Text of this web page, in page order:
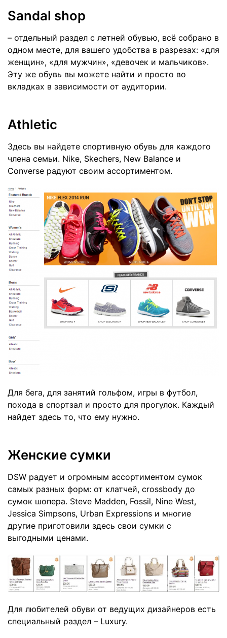
Sandal shop
– отдельный раздел с летней обувью, всё собрано в
одном месте, для вашего удобства в разрезах: «для
женщин», «для мужчин», «девочек и мальчиков».
Эту же обувь вы можете найти и просто во
вкладках в зависимости от аудитории.
Athletic
Здесь вы найдете спортивную обувь для каждого
члена семьи. Nike, Skechers, New Balance и
Converse радуют своим ассортиментом.
Для бега, для занятий гольфом, игры в футбол,
похода в спортзал и просто для прогулок. Каждый
найдет здесь то, что ему нужно.
Женские сумки
DSW радует и огромным ассортиментом сумок
самых разных форм: от клатчей, crossbody до
сумок шопера. Steve Madden, Fossil, Nine West,
Jessica Simpsons, Urban Expressions и многие
другие приготовили здесь свои сумки с
выгодными ценами.
Для любителей обуви от ведущих дизайнеров есть
специальный раздел – Luxury.